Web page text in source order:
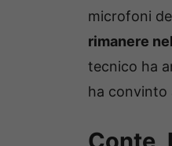
microfoni de
rimanere
tecnico ha
ha convinto